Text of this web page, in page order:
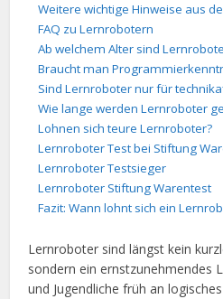
Weitere wichtige Hinweise aus
FAQ zu Lernrobotern
Ab welchem Alter sind
Braucht man
Sind Lernroboter nur für
Wie lange werden Lernroboter
Lohnen sich teure Lernroboter?
Lernroboter Test bei Stiftung
Lernroboter Testsieger
Lernroboter Stiftung Warentest
Fazit: Wann lohnt sich ein
Lernroboter sind längst kein
sondern ein ernstzunehmendes
und Jugendliche früh an